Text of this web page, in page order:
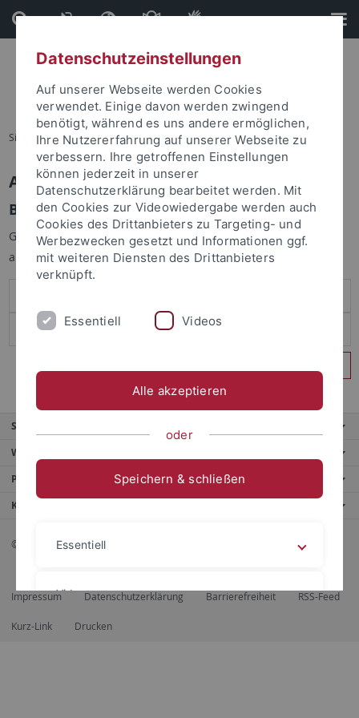
Direkt
zum
Inhalt
Direkt
zur
Fußleiste
Sie sind hier: Startseite
Anmelden
Benutzeranmeldung
Geben Sie Ihren Benutzernamen und Ihr Passwort an um sich
anzumelden:
Service
Weitere Angebote
Portale
Kontaktinfo
© 2026 Eberhard Karls Universität Tübingen, Tübingen
Impressum Datenschutzerklärung Barrierefreiheit RSS-Feed
Kurz-Link Drucken
Datenschutzeinstellungen
Auf unserer Webseite werden Cookies
verwendet. Einige davon werden zwingend
benötigt, während es uns andere ermöglichen,
Ihre Nutzererfahrung auf unserer Webseite zu
verbessern. Ihre getroffenen Einstellungen
können jederzeit in unserer
Datenschutzerklärung bearbeitet werden. Mit
den Cookies zur Videowiedergabe werden auch
Cookies des Drittanbieters zu Targeting- und
Werbezwecken gesetzt und Informationen ggf.
mit weiteren Diensten des Drittanbieters
verknüpft.
Essentiell Videos
Alle akzeptieren
oder
Speichern & schließen
Essentiell
Videos